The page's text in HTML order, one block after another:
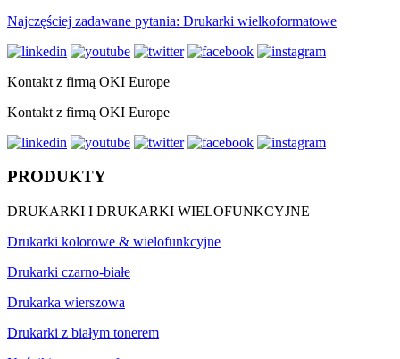
Najczęściej zadawane pytania: Drukarki wielkoformatowe
Kontakt z firmą OKI Europe
Kontakt z firmą OKI Europe
PRODUKTY
DRUKARKI I DRUKARKI WIELOFUNKCYJNE
Drukarki kolorowe & wielofunkcyjne
Drukarki czarno-białe
Drukarka wierszowa
Drukarki z białym tonerem